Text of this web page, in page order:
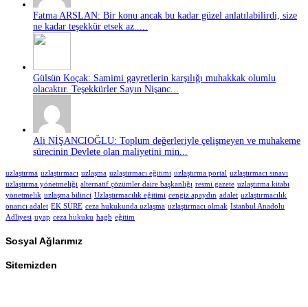
Fatma ARSLAN: Bir konu ancak bu kadar güzel anlatılabilirdi, size
ne kadar teşekkür etsek az.....
Gülsün Koçak: Samimi gayretlerin karşılığı muhakkak olumlu
olacaktır. Teşekkürler Sayın Nişanc...
Ali NİŞANCIOĞLU: Toplum değerleriyle çelişmeyen ve muhakeme
sürecinin Devlete olan maliyetini min...
uzlaştırma uzlaştırmacı uzlaşma uzlaştırmacı eğitimi uzlaştırma portal uzlaştırmacı sınavı
uzlaştırma yönetmeliği alternatif çözümler daire başkanlığı resmi gazete uzlaştırma kitabı
yönetmelik uzlaşma bilinci Uzlaştırmacılık eğitimi cengiz apaydın adalet uzlaştırmacılık
onarıcı adalet EK SÜRE ceza hukukunda uzlaşma uzlaştırmacı olmak İstanbul Anadolu
Adliyesi uyap ceza hukuku hagb eğitim
Sosyal Ağlarımız
Sitemizden